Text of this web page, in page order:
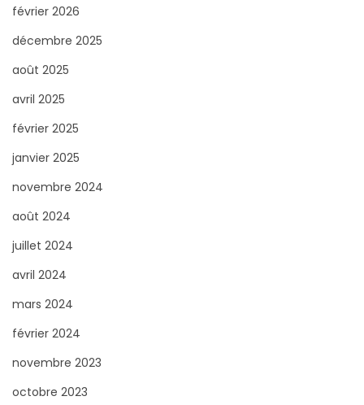
p
o
:
février 2026
décembre 2025
août 2025
avril 2025
février 2025
janvier 2025
novembre 2024
août 2024
juillet 2024
avril 2024
mars 2024
février 2024
novembre 2023
octobre 2023